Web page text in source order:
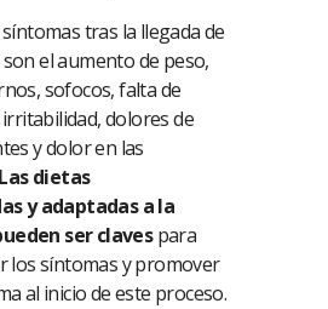
tras la llegada de
el aumento de peso,
sofocos, falta de
dolores de
y dolor en las
Las dietas
y adaptadas a la
ser clavespara
los síntomas y promover
al inicio de este proceso.